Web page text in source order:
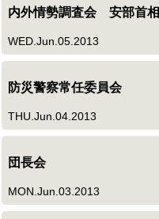
内外情勢調査会 安部首
WED.Jun.05.2013
防災警察常任委員会
THU.Jun.04.2013
団長会
MON.Jun.03.2013